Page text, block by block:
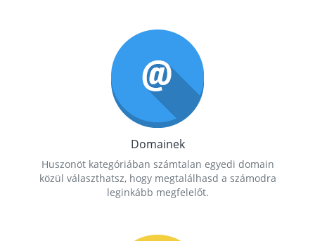
Domainek
Huszonöt kategóriában számtalan egyedi domain
közül választhatsz, hogy megtalálhasd a számodra
leginkább megfelelőt.